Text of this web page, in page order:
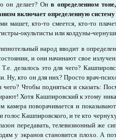
он делает? Онв определенном
включает определенную
машет, кто-то смеется, кто-то
окультисты или колдуны-
народ вводит в
и они начинают свое
делалось это для чего?
Ну, кто он для них? Просто врач-
чего? Чтобы подняться и сказать:
Хотя Кашпировский к этому
камера поворачивается и
голос Кашпировского, и те кто
передавать, телевизионный же
у экранов становится плохо. А